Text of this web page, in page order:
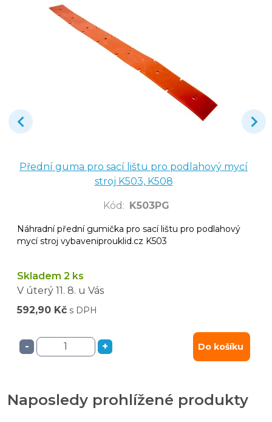
Přední guma pro sací lištu pro podlahový mycí
stroj K503, K508
Kód : K503PG
Náhradní přední gumička pro sací lištu pro podlahový
mycí stroj vybaveniprouklid.cz K503
Skladem 2 ks
V úterý 11. 8. u Vás
592,90 Kč s DPH
- + Do košíku
Naposledy prohlížené produkty